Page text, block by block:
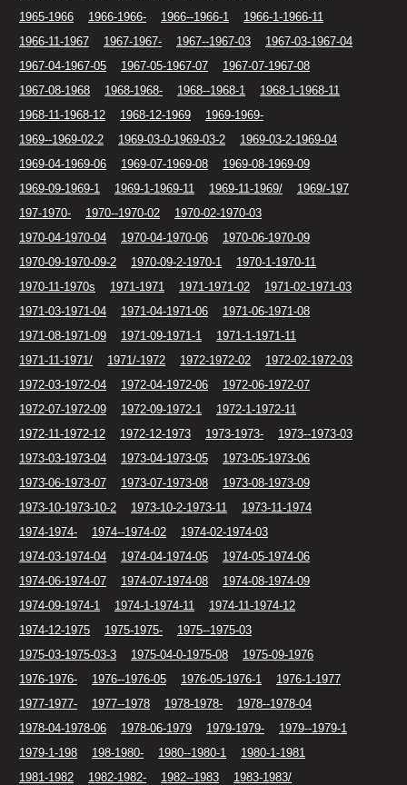
1965-1966
1966-1966- 1966--1966-1
1966-1-1966-11
1966-11-1967
1967-1967- 1967--1967-03
1967-03-1967-04
1967-04-1967-05
1967-05-1967-07
1967-07-1967-08
1967-08-1968
1968-1968- 1968--1968-1
1968-1-1968-11
1968-11-1968-12
1968-12-1969
1969-1969-
1969--1969-02-2
1969-03-0-1969-03-2
1969-03-2-1969-04
1969-04-1969-06
1969-07-1969-08
1969-08-1969-09
1969-09-1969-1
1969-1-1969-11 1969-11-1969/
1969/-197
197-1970-
1970--1970-02
1970-02-1970-03
1970-04-1970-04
1970-04-1970-06
1970-06-1970-09
1970-09-1970-09-2
1970-09-2-1970-1
1970-1-1970-11
1970-11-1970s
1971-1971 1971-1971-02
1971-02-1971-03
1971-03-1971-04
1971-04-1971-06
1971-06-1971-08
1971-08-1971-09
1971-09-1971-1
1971-1-1971-11
1971-11-1971/
1971/-1972 1972-1972-02
1972-02-1972-03
1972-03-1972-04
1972-04-1972-06
1972-06-1972-07
1972-07-1972-09
1972-09-1972-1
1972-1-1972-11
1972-11-1972-12
1972-12-1973 1973-1973-
1973--1973-03
1973-03-1973-04
1973-04-1973-05
1973-05-1973-06
1973-06-1973-07
1973-07-1973-08
1973-08-1973-09
1973-10-1973-10-2
1973-10-2-1973-11
1973-11-1974
1974-1974-
1974--1974-02
1974-02-1974-03
1974-03-1974-04
1974-04-1974-05
1974-05-1974-06
1974-06-1974-07
1974-07-1974-08
1974-08-1974-09
1974-09-1974-1
1974-1-1974-11
1974-11-1974-12
1974-12-1975
1975-1975-
1975--1975-03
1975-03-1975-03-3
1975-04-0-1975-08
1975-09-1976
1976-1976-
1976--1976-05 1976-05-1976-1
1976-1-1977
1977-1977-
1977--1978 1978-1978-
1978--1978-04
1978-04-1978-06
1978-06-1979 1979-1979-
1979--1979-1
1979-1-198
198-1980- 1980--1980-1
1980-1-1981
1981-1982
1982-1982- 1982--1983
1983-1983/